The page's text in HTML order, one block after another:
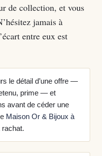
de collection, et vous
jamais à
entre eux est
le détail d’une offre —
prime — et
avant de céder une
Maison Or & Bijoux à
rachat.